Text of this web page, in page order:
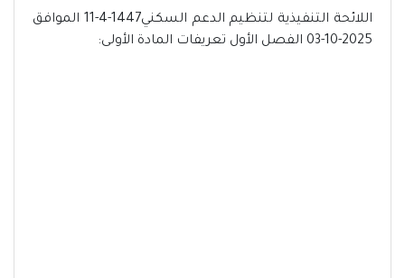
اللائحة التنفيذية لتنظيم الدعم السكني1447-4-11 الموافق
2025-10-03 الفصل الأول تعريفات المادة الأولى: